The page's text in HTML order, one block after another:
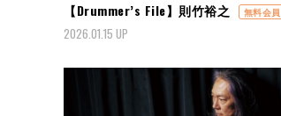
【Drummer’s File】則竹裕之
無料会員
2026.01.15 UP